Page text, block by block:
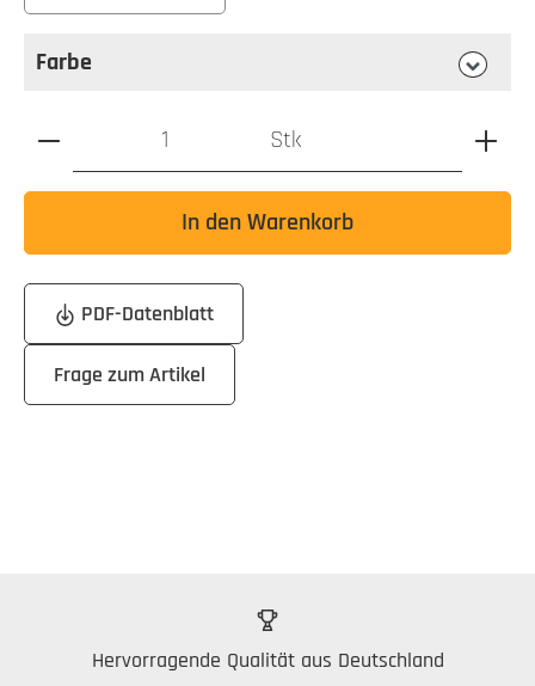
Farbe
Produkt Anzahl: Gib den gewünschten Wert ein oder
Stk
In den Warenkorb
PDF-Datenblatt
Frage zum Artikel
Hervorragende Qualität aus Deutschland